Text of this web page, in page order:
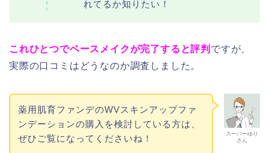
れてるか知りたい！
これひとつでベースメイクが完了すると評判 ですが、
実際の口コミはどうなのか調査しました。
スーパーゆり
さん
薬用肌育ファンデのWVスキンアップファ
ンデーションの購入を検討している方は、
ぜひご覧になってくださいね！